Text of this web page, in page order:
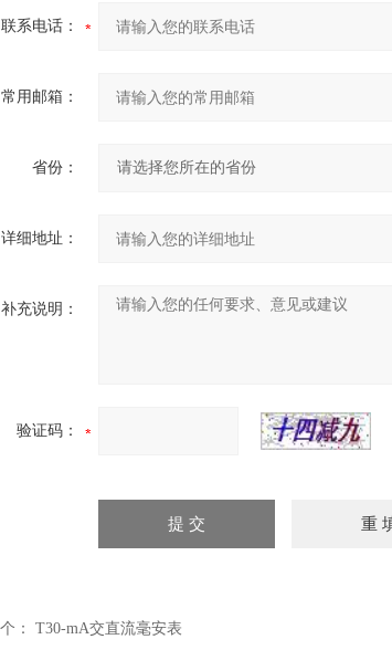
联系电话：
常用邮箱：
省份：
详细地址：
补充说明：
验证码：
： T30-mA交直流毫安表